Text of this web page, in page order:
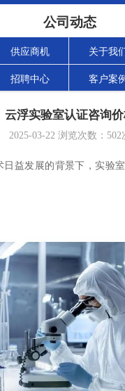
公司动态
供应商机 关于我
招聘中心 客户案例
云浮实验室认证咨询
2025-03-22浏览次数： 502
日益发展的背景下，实验